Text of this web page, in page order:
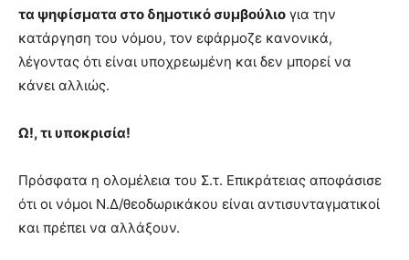
the
meaning
of
pain.
pornhun
porn
τα ψηφίσματα στο δημοτικό συμβούλιο για την
κατάργηση του νόμου, τον εφάρμοζε κανονικά,
λέγοντας ότι είναι υποχρεωμένη και δεν μπορεί να
κάνει αλλιώς.
Ω!, τι υποκρισία!
Πρόσφατα η ολομέλεια του Σ.τ. Επικράτειας αποφάσισε
ότι οι νόμοι Ν.Δ/θεοδωρικάκου είναι αντισυνταγματικοί
και πρέπει να αλλάξουν.